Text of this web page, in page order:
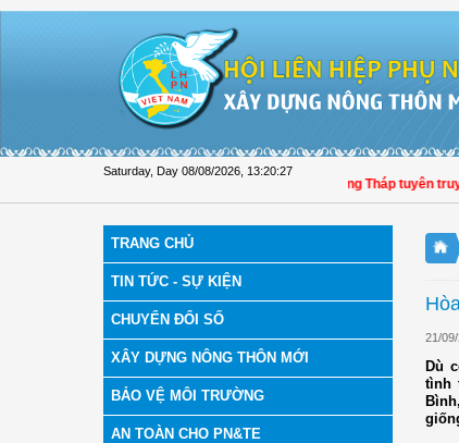
Saturday, Day 08/08/2026 13:20:28
Hội LHPN tỉnh Đồng Tháp tuyên
TRANG CHỦ
TIN TỨC - SỰ KIỆN
CHUYỂN ĐỔI SỐ
XÂY DỰNG NÔNG THÔN MỚI
BẢO VỆ MÔI TRƯỜNG
AN TOÀN CHO PN&TE
21/
Dù
tình